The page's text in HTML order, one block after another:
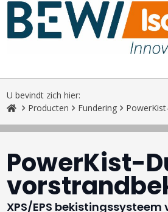
U bevindt zich hier:
Producten
Fundering
PowerKist-
XPS/EPS bekistingssysteem